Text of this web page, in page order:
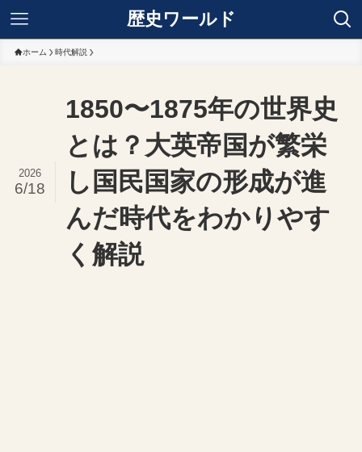
歴史ワールド
ホーム 時代解説
1850〜1875年の世界史
とは？大英帝国が繁栄
し国民国家の形成が進
んだ時代をわかりやす
く解説
2026
6/18